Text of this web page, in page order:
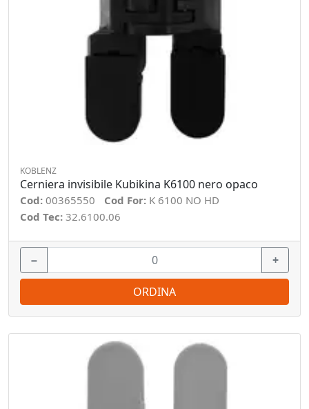
KOBLENZ
Cerniera invisibile Kubikina K6100 nero opaco
Cod: 00365550 Cod For: K 6100 NO HD
Cod Tec: 32.6100.06
− +
ORDINA